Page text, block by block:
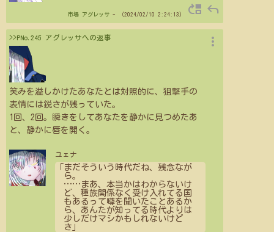
市場 アグレッサ - （2024/02/10 2:24:13） move_up reply
>>PNo.245 アグレッサへの返事
笑みを溢しかけたあなたとは対照的に、狙撃手の
表情には鋭さが残っていた。
1回、2回。瞬きをしてあなたを静かに見つめたあ
と、静かに唇を開く。
ユェナ
「まだそういう時代だね、残念なが
ら。
…… まあ、本当かはわからないけ
ど、種族関係なく受け入れてる国
もあるって噂を聞いたことあるか
ら、あんたが知ってる時代よりは
少しだけマシかもしれないけど
さ」
more_vert